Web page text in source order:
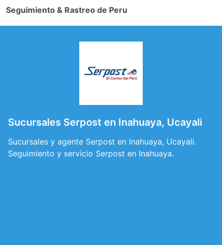
Seguimiento & Rastreo de Peru
Sucursales Serpost en Inahuaya, Ucayali
Sucursales y agente Serpost en Inahuaya, Ucayali.
Seguimiento y servicio Serpost en Inahuaya.